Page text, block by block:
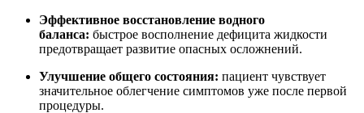
Эффективное восстановление водного
баланса: быстрое восполнение дефицита жидкости
предотвращает развитие опасных осложнений.
Улучшение общего состояния: пациент чувствует
значительное облегчение симптомов уже после первой
процедуры.